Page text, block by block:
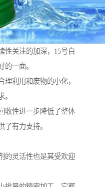
性关注的加深，15号白
的一面。
理利用和废物的小化，
收性进一步降低了整体
了有力支持。
的灵活性也是其受欢迎